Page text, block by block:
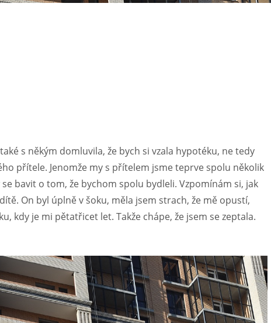
s někým domluvila, že bych si vzala hypotéku, ne tedy
přítele. Jenomže my s přítelem jsme teprve spolu několik
bavit o tom, že bychom spolu bydleli. Vzpomínám si, jak
On byl úplně v šoku, měla jsem strach, že mě opustí,
kdy je mi pětatřicet let. Takže chápe, že jsem se zeptala.